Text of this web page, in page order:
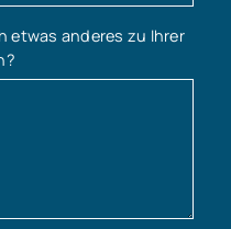
etwas anderes zu Ihrer